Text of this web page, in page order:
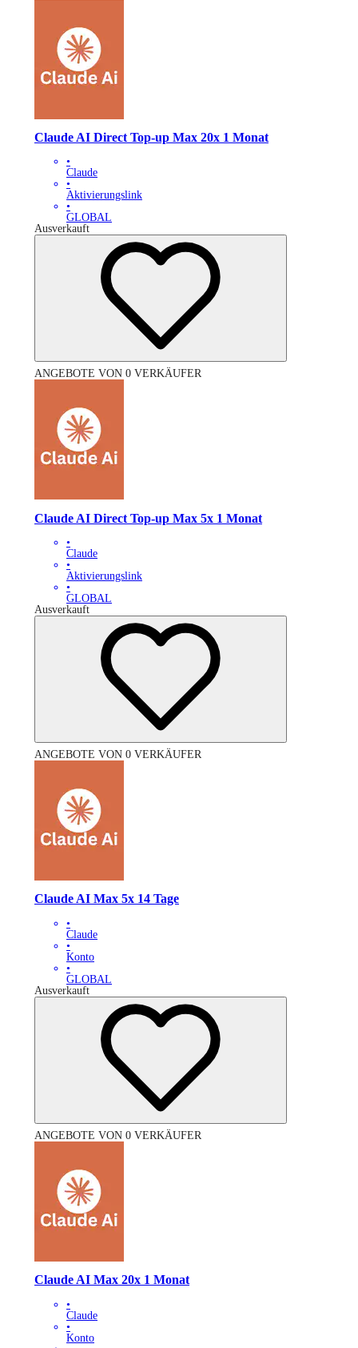
Claude AI Direct Top-up Max 20x 1 Monat
•
Claude
•
Aktivierungslink
•
GLOBAL
Ausverkauft
ANGEBOTE VON 0 VERKÄUFER
Claude AI Direct Top-up Max 5x 1 Monat
•
Claude
•
Aktivierungslink
•
GLOBAL
Ausverkauft
ANGEBOTE VON 0 VERKÄUFER
Claude AI Max 5x 14 Tage
•
Claude
•
Konto
•
GLOBAL
Ausverkauft
ANGEBOTE VON 0 VERKÄUFER
Claude AI Max 20x 1 Monat
•
Claude
•
Konto